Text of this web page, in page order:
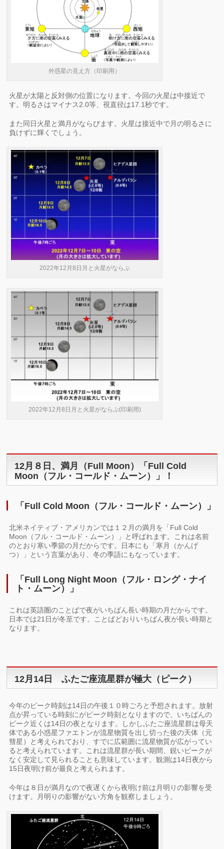
外惑星の見え方（印刷用）
火星が太陽と反対側の位置になります。今回の火星は中接近で
す。明るさはマイナス2.0等、視直径は17.1秒です。
また同日火星と満月がならびます。火星は接近中で月の明るさに
負けずに輝くでしょう。
2022年12月8日月と火星がならぶ
2022年12月8日月と火星がならぶ(印刷用)
12月８日、満月（Full Moon）「Full Cold
Moon（フル・コールド・ムーン）」！
「Full Cold Moon（フル・コールド・ムーン）」
北米ネイティブ・アメリカンでは１２月の満月を「Full Cold
Moon（フル・コールド・ムーン）」と呼ばれます。これは名前
のとおり寒い季節の月だからです。日本にも「寒月（かんげ
つ）」という言葉があり、冬の季語にもなっています。
「Full Long Night Moon（フル・ロング・ナイ
ト・ムーン）」
これは英語圏のことばで夜がいちばん長い時期の月だからです。
日本では21日が冬至です。ことばどおりいちばん夜が長い時期と
なります。
12月14日 ふたご座流星群が極大（ピーク）
今年のピーク時刻は14日の午後１０時ごろと予想されます。放射
点が昇っている時刻にがピーク時刻となりますので、いちばんの
ピーク近くは14日の夜となります。しかしふたご座流星群は母天
体である小惑星ファエトンが流星物質を出し切った後の天体（元
彗星）と考えられており、すでに広範囲に流星物質が広がってい
ると考えられています。これは流星群が長い期間、鋭いピークが
なく安定して見られることも意味しています。観測は14日夜から
15日夜明け前が最良と考えられます。
今年は８日が満月なので夜遅くから夜明け前は月明りの影響を受
けます。月明りの影響がない方角を観察しましょう。